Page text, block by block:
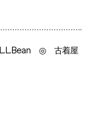
L.L.Bean ◎ 古着屋